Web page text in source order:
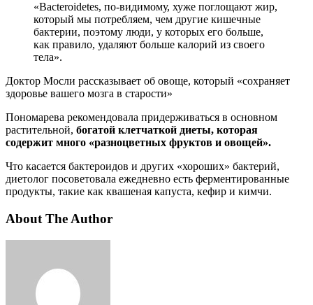
«Bacteroidetes, по-видимому, хуже поглощают жир,
который мы потребляем, чем другие кишечные
бактерии, поэтому люди, у которых его больше,
как правило, удаляют больше калорий из своего
тела».
Доктор Мосли рассказывает об овоще, который «сохраняет
здоровье вашего мозга в старости»
Пономарева рекомендовала придерживаться в основном
растительной, богатой клетчаткой диеты, которая
содержит много «разноцветных фруктов и овощей».
Что касается бактероидов и других «хороших» бактерий,
диетолог посоветовала ежедневно есть ферментированные
продукты, такие как квашеная капуста, кефир и кимчи.
About The Author